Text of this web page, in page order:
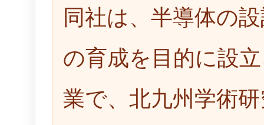
同社は、半導体の
の育成を目的に設
業で、北九州学術